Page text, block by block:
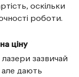
оскільки
роботи.
ціну
лазери зазвичай
але дають